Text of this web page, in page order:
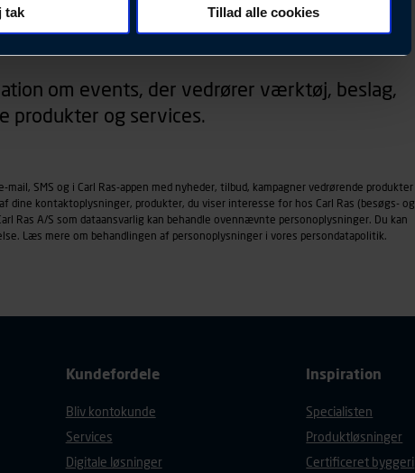
de features, der anvendes.
besøgende på vores hjemmeside og apps med
adresse, informationer om enhedstype (computer,
yderligere information om behandling af
tak Tillad alle cookies
om events, der vedrører værktøj, beslag,
produkter og services.
SMS og i Carl Ras-appen med nyheder, tilbud, kampagner vedrørende produkter
dine kontaktoplysninger, produkter, du viser interesse for hos Carl Ras (besøgs- og
Ras A/S som dataansvarlig kan behandle ovennævnte personoplysninger. Du kan
Læs mere om behandlingen af personoplysninger i vores persondatapolitik.
Kundefordele
Bliv kontokunde
Services
Digitale løsninger
Inspiration
Specialisten
Produktløsninger
Certificeret byggeri